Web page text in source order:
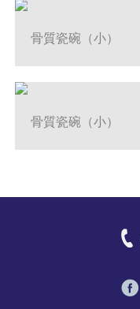
骨質瓷碗（小）
骨質瓷碗（小）